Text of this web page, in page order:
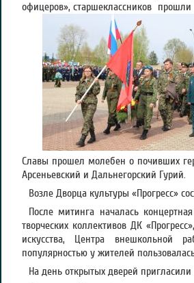
офицеров», старшеклассников
Славы прошел молебен о почивших
Арсеньевский и Дальнегорский Гурий.
Возле Дворца культуры «Прогресс»
После митинга началась
творческих коллективов ДК
искусства, Центра внешкольной
популярностью у жителей
На день открытых дверей